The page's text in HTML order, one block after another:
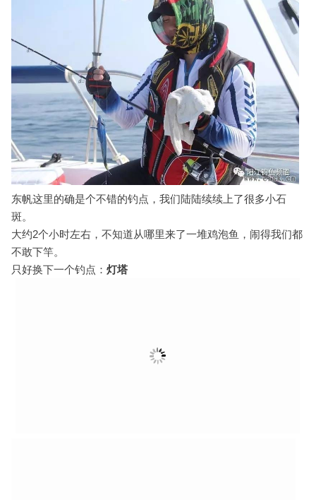
东帆这里的确是个不错的钓点，我们陆陆续续上了很多小石
斑。
大约2个小时左右，不知道从哪里来了一堆鸡泡鱼，闹得我们都
不敢下竿。
只好换下一个钓点： 灯塔